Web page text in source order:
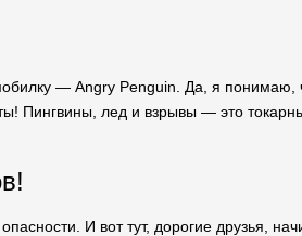
— Angry Penguin. Да, я понимаю,
Пингвины, лед и взрывы — это
И вот тут, дорогие друзья,